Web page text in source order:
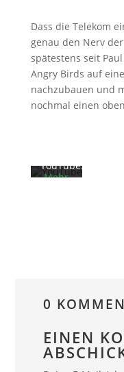
Dass die Telekom
genau den Nerv
spätestens seit
Angry Birds auf
nachzubauen und
nochmal einen
Mit
dem
Laden
des
Videos
YouTube.
Mehr
entsperren
0
EINEN